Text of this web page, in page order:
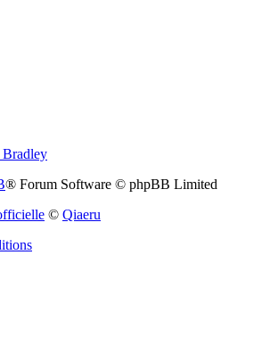
Bradley
® Forum Software © phpBB Limited
© Qiaeru